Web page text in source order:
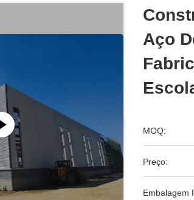
Aço
MOQ:
Preço:
Embalagem